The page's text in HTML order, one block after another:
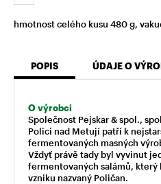
hmotnost celého kusu 480 g,
POPIS ÚDAJE O
O výrobci
Společnost Pejskar & spol.,
Polici nad Metují patří k
fermentovaných masných
Vždyť právě tady byl vyvinut
fermentovaných salámů, který
vzniku nazvaný Poličan.